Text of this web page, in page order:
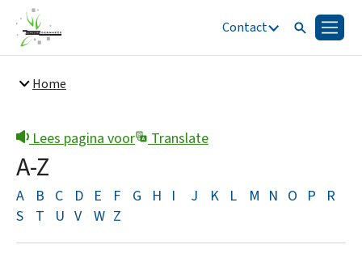
Contact ZoekenMenu
Snel naar
Bestuur en organisatie
Home
Lees pagina voor Translate
A-Z
A B C D E F G H I J K L M N O P
R
S
T U V W Z